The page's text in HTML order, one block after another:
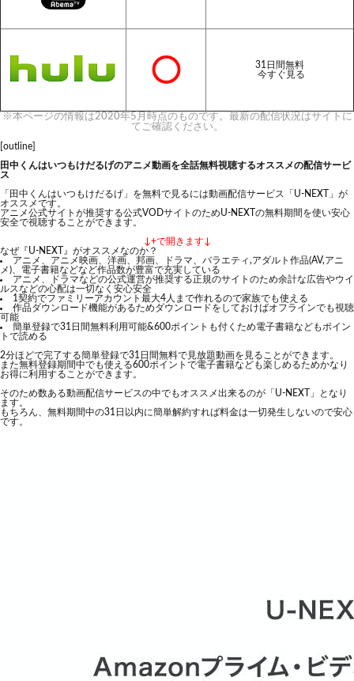
31日間無料
今すぐ見る
※本ページの情報は2020年5月時点のものです。最新の配信状況はサイトに
てご確認ください。
[outline]
田中くんはいつもけだるげのアニメ動画を全話無料視聴するオススメの配信サービ
ス
「田中くんはいつもけだるげ」を無料で見るには動画配信サービス「U-NEXT」が
オススメです。
アニメ公式サイトが推奨する公式VODサイトのためU-NEXTの無料期間を使い安心
安全で視聴することができます。
↓+で開きます↓
なぜ『U-NEXT』がオススメなのか？
アニメ、アニメ映画、洋画、邦画、ドラマ、バラエティ,アダルト作品(AV,アニ
メ)、電子書籍などなど作品数が豊富で充実している
アニメ、ドラマなどの公式運営が推奨する正規のサイトのため余計な広告やウイ
ルスなどの心配は一切なく安心安全
1契約でファミリーアカウント最大4人まで作れるので家族でも使える
作品ダウンロード機能があるためダウンロードをしておけばオフラインでも視聴
可能
簡単登録で31日間無料利用可能&600ポイントも付くため電子書籍などもポイン
トで読める
2分ほどで完了する簡単登録で31日間無料で見放題動画を見ることができます。
また無料登録期間中でも使える600ポイントで電子書籍なども楽しめるためかなり
お得に利用することができます。
そのため数ある動画配信サービスの中でもオススメ出来るのが「U-NEXT」となり
ます。
もちろん、無料期間中の31日以内に簡単解約すれば料金は一切発生しないので安心
です。